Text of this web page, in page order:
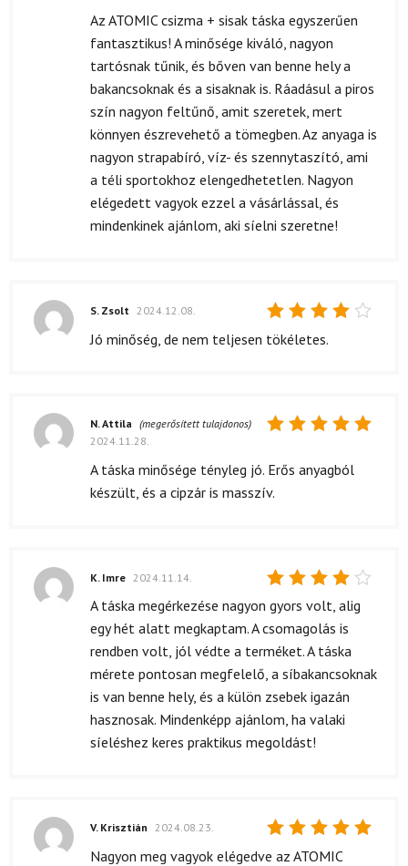
5/ 5
Az ATOMIC csizma + sisak táska egyszerűen
fantasztikus! A minősége kiváló, nagyon
tartósnak tűnik, és bőven van benne hely a
bakancsoknak és a sisaknak is. Ráadásul a piros
szín nagyon feltűnő, amit szeretek, mert
könnyen észrevehető a tömegben. Az anyaga is
nagyon strapabíró, víz- és szennytaszító, ami
a téli sportokhoz elengedhetetlen. Nagyon
elégedett vagyok ezzel a vásárlással, és
mindenkinek ajánlom, aki síelni szeretne!
Értékelés:
S. Zsolt 2024.12.08.
Jó minőség, de nem teljesen tökéletes.
5/ 5
N. Attila (megerősített tulajdonos)
2024.11.28.
A táska minősége tényleg jó. Erős anyagból
készült, és a cipzár is masszív.
Értékelés:
4/ 5
K. Imre 2024.11.14.
A táska megérkezése nagyon gyors volt, alig
egy hét alatt megkaptam. A csomagolás is
rendben volt, jól védte a terméket. A táska
mérete pontosan megfelelő, a síbakancsoknak
is van benne hely, és a külön zsebek igazán
hasznosak. Mindenképp ajánlom, ha valaki
síeléshez keres praktikus megoldást!
Értékelés:
V. Krisztián 2024.08.23.
Nagyon meg vagyok elégedve az ATOMIC